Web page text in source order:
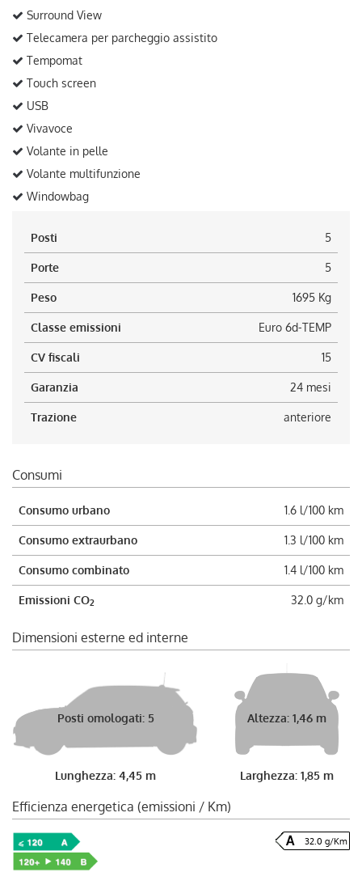
Surround View
Telecamera per parcheggio assistito
Tempomat
Touch screen
USB
Vivavoce
Volante in pelle
Volante multifunzione
Windowbag
Posti 5
Porte 5
Peso 1695 Kg
Classe emissioni Euro 6d-TEMP
CV fiscali 15
Garanzia 24 mesi
Trazione anteriore
Consumi
Consumo urbano 1.6 l/100 km
Consumo extraurbano 1.3 l/100 km
Consumo combinato 1.4 l/100 km
Emissioni CO2 32.0 g/km
Dimensioni esterne ed interne
Posti omologati: 5
Lunghezza: 4,45 m
Altezza: 1,46 m
Larghezza: 1,85 m
Efficienza energetica (emissioni / Km)
32.0 g/Km